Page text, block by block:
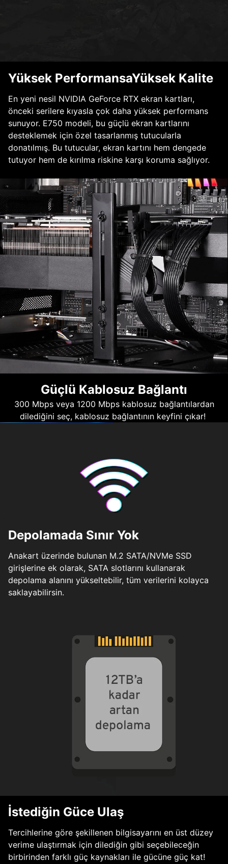
Yüksek PerformansaYüksek Kalite
En yeni nesil NVIDIA GeForce RTX ekran kartları,
önceki serilere kıyasla çok daha yüksek performans
sunuyor. E750 modeli, bu güçlü ekran kartlarını
desteklemek için özel tasarlanmış tutucularla
donatılmış. Bu tutucular, ekran kartını hem dengede
tutuyor hem de kırılma riskine karşı koruma sağlıyor.
Güçlü Kablosuz Bağlantı
300 Mbps veya 1200 Mbps kablosuz bağlantılardan
dilediğini seç, kablosuz bağlantının keyfini çıkar!
Depolamada Sınır Yok
Anakart üzerinde bulunan M.2 SATA/NVMe SSD
girişlerine ek olarak, SATA slotlarını kullanarak
depolama alanını yükseltebilir, tüm verilerini kolayca
saklayabilirsin.
İstediğin Güce Ulaş
Tercihlerine göre şekillenen bilgisayarını en üst düzey
verime ulaştırmak için dilediğin gibi seçebileceğin
birbirinden farklı güç kaynakları ile gücüne güç kat!